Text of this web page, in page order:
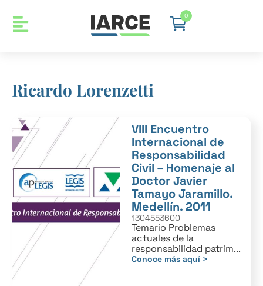
0
Ricardo Lorenzetti
VIII Encuentro
Internacional de
Responsabilidad
Civil – Homenaje al
Doctor Javier
Tamayo Jaramillo.
Medellín. 2011
1304553600
Temario Problemas
actuales de la
responsabilidad patrim...
Conoce más aquí >